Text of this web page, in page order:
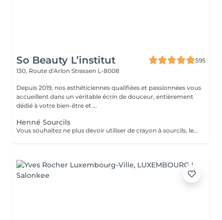
So Beauty L’institut
595
130, Route d'Arlon Strassen L-8008
Depuis 2019, nos esthéticiennes qualifiées et passionnées vous
accueillent dans un véritable écrin de douceur, entièrement
dédié à votre bien-être et ...
Henné Sourcils
Vous souhaitez ne plus devoir utiliser de crayon à sourcils, le henné est ce qu'il vous faut. Il s'agit d'une teinture végétale qui va colorer la peau pendant 2 semaines et teinter les sourcils pendant au moins 6 semaines. Vous obtiendrez ainsi des sourcils parfaitement redessinés de façon plus durable. Le henné peut également être la solution pour raviver un microblading entre deux retouches, ceci vous permettra de tenir un peu plus longtemps avant de refaire le microblading. ATTENTION: Un rafraîchissement des sourcils est compris dans cette prestation mais pas une restructuration de sourcils.